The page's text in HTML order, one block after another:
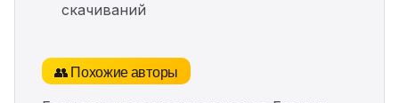
скачиваний
👥 Похожие авторы